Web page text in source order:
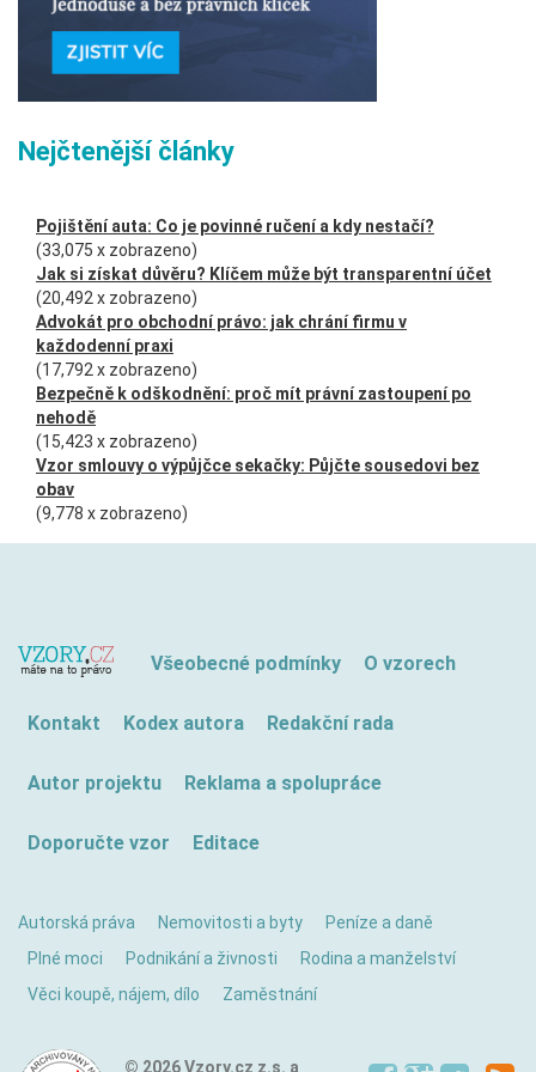
Nejčtenější články
Pojištění auta: Co je povinné ručení a kdy nestačí?
(33,075 x zobrazeno)
Jak si získat důvěru? Klíčem může být transparentní účet
(20,492 x zobrazeno)
Advokát pro obchodní právo: jak chrání firmu v
každodenní praxi
(17,792 x zobrazeno)
Bezpečně k odškodnění: proč mít právní zastoupení po
nehodě
(15,423 x zobrazeno)
Vzor smlouvy o výpůjčce sekačky: Půjčte sousedovi bez
obav
(9,778 x zobrazeno)
Všeobecné podmínky O vzorech
Kontakt Kodex autora Redakční rada
Autor projektu Reklama a spolupráce
Doporučte vzor Editace
Autorská práva Nemovitosti a byty
Peníze a daně
Plné moci
Podnikání a živnosti
Rodina a manželství
Věci koupě, nájem, dílo
Zaměstnání
© 2026 Vzory.cz z.s. a